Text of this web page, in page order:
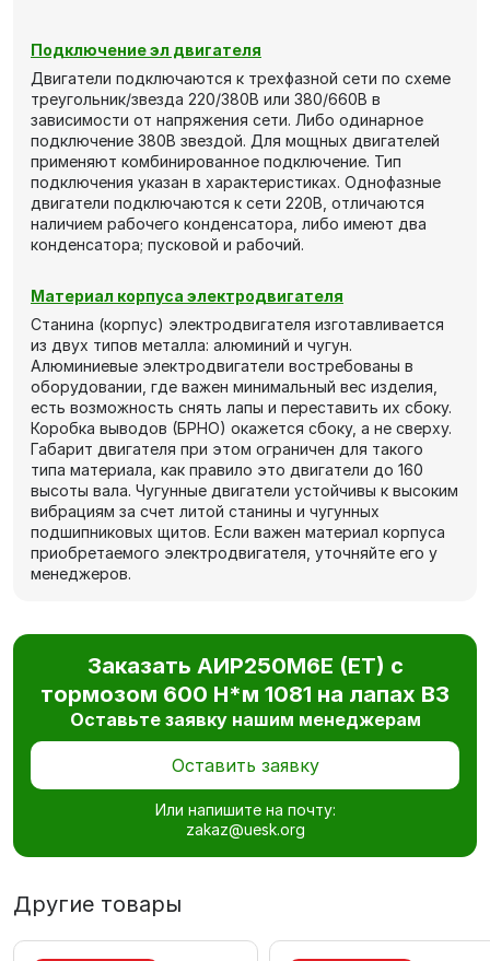
Подключение эл двигателя
Двигатели подключаются к трехфазной сети по схеме
треугольник/звезда 220/380В или 380/660В в
зависимости от напряжения сети. Либо одинарное
подключение 380В звездой. Для мощных двигателей
применяют комбинированное подключение. Тип
подключения указан в характеристиках. Однофазные
двигатели подключаются к сети 220В, отличаются
наличием рабочего конденсатора, либо имеют два
конденсатора; пусковой и рабочий.
Материал корпуса электродвигателя
Станина (корпус) электродвигателя изготавливается
из двух типов металла: алюминий и чугун.
Алюминиевые электродвигатели востребованы в
оборудовании, где важен минимальный вес изделия,
есть возможность снять лапы и переставить их сбоку.
Коробка выводов (БРНО) окажется сбоку, а не сверху.
Габарит двигателя при этом ограничен для такого
типа материала, как правило это двигатели до 160
высоты вала. Чугунные двигатели устойчивы к высоким
вибрациям за счет литой станины и чугунных
подшипниковых щитов. Если важен материал корпуса
приобретаемого электродвигателя, уточняйте его у
менеджеров.
Заказать АИР250М6E (ET) с
тормозом 600 Н*м 1081 на лапах В3
Оставьте заявку нашим менеджерам
Оставить заявку
Или напишите на почту:
zakaz@uesk.org
Другие товары